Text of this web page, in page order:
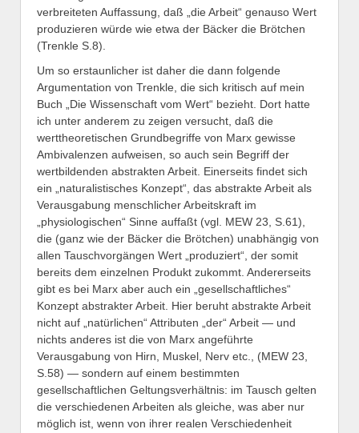
verbreiteten Auffassung, daß „die Arbeit“ genauso Wert
produzieren würde wie etwa der Bäcker die Brötchen
(Trenkle S.8).
Um so erstaunlicher ist daher die dann folgende
Argumentation von Trenkle, die sich kritisch auf mein
Buch „Die Wissenschaft vom Wert“ bezieht. Dort hatte
ich unter anderem zu zeigen versucht, daß die
werttheoretischen Grundbegriffe von Marx gewisse
Ambivalenzen aufweisen, so auch sein Begriff der
wertbildenden abstrakten Arbeit. Einerseits findet sich
ein „naturalistisches Konzept“, das abstrakte Arbeit als
Verausgabung menschlicher Arbeitskraft im
„physiologischen“ Sinne auffaßt (vgl. MEW 23, S.61),
die (ganz wie der Bäcker die Brötchen) unabhängig von
allen Tauschvorgängen Wert „produziert“, der somit
bereits dem einzelnen Produkt zukommt. Andererseits
gibt es bei Marx aber auch ein „gesellschaftliches“
Konzept abstrakter Arbeit. Hier beruht abstrakte Arbeit
nicht auf „natürlichen“ Attributen „der“ Arbeit — und
nichts anderes ist die von Marx angeführte
Verausgabung von Hirn, Muskel, Nerv etc., (MEW 23,
S.58) — sondern auf einem bestimmten
gesellschaftlichen Geltungsverhältnis: im Tausch gelten
die verschiedenen Arbeiten als gleiche, was aber nur
möglich ist, wenn von ihrer realen Verschiedenheit